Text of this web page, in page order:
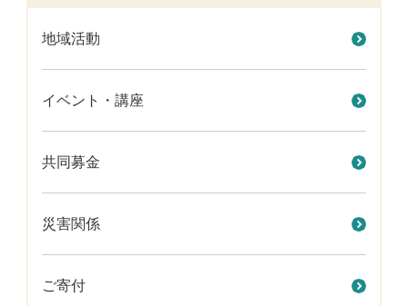
地域活動
イベント・講座
共同募金
災害関係
ご寄付